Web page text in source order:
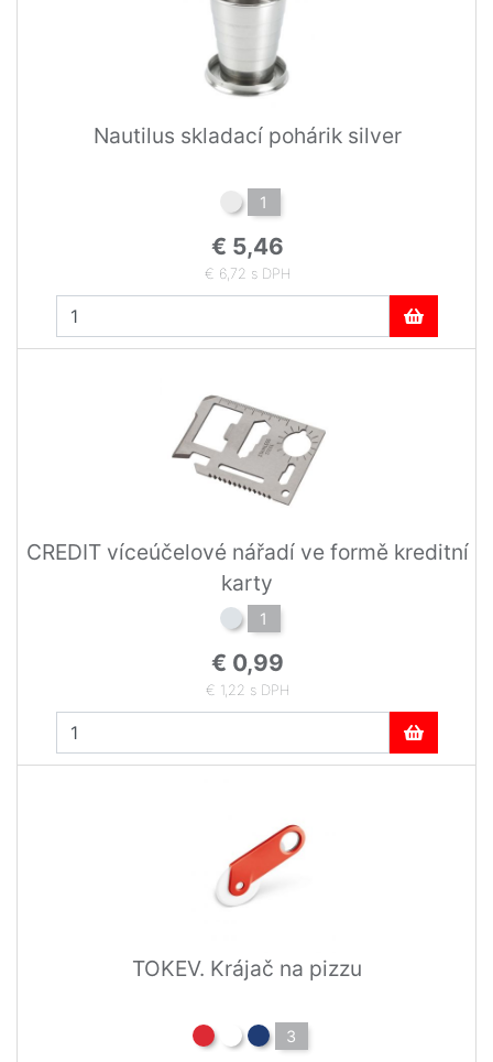
Nautilus skladací pohárik silver
1
€ 5,46
€ 6,72 s DPH
CREDIT víceúčelové nářadí ve formě kreditní
karty
1
€ 0,99
€ 1,22 s DPH
TOKEV. Krájač na pizzu
3